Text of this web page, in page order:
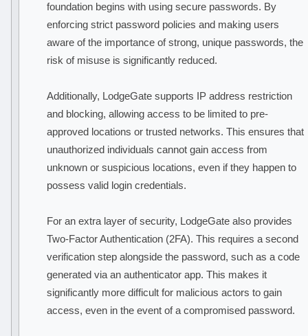
foundation begins with using secure passwords. By
enforcing strict password policies and making users
aware of the importance of strong, unique passwords, the
risk of misuse is significantly reduced.
Additionally, LodgeGate supports IP address restriction
and blocking, allowing access to be limited to pre-
approved locations or trusted networks. This ensures that
unauthorized individuals cannot gain access from
unknown or suspicious locations, even if they happen to
possess valid login credentials.
For an extra layer of security, LodgeGate also provides
Two-Factor Authentication (2FA). This requires a second
verification step alongside the password, such as a code
generated via an authenticator app. This makes it
significantly more difficult for malicious actors to gain
access, even in the event of a compromised password.